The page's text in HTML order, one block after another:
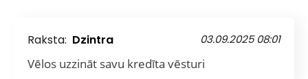
Raksta: Dzintra 03.09.2025 08:01
Vēlos uzzināt savu kredīta vēsturi